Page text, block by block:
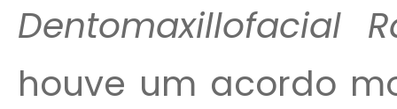
Dentomaxillofacial
houve um acordo